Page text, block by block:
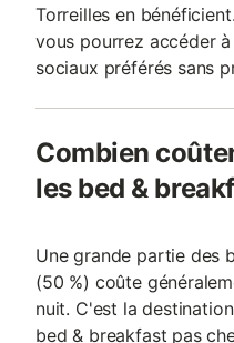
Torreilles en
vous pourrez accéder
sociaux préférés sans
Combien
les bed &
Une grande partie des
(50 %) coûte
nuit. C'est la
bed & breakfast pas